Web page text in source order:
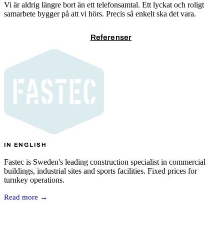
Vi är aldrig längre bort än ett telefonsamtal. Ett lyckat och roligt
samarbete bygger på att vi hörs. Precis så enkelt ska det vara.
Referenser
IN ENGLISH
Fastec is Sweden's leading construction specialist in commercial
buildings, industrial sites and sports facilities. Fixed prices for
turnkey operations.
Read more →